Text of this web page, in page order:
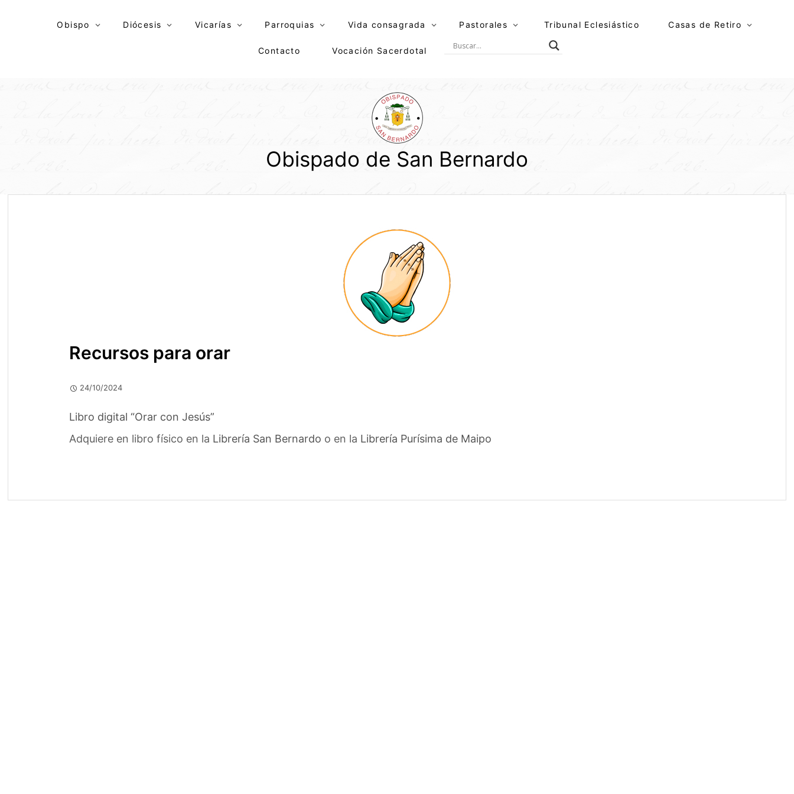
Obispo Diócesis Vicarías Parroquias Vida consagrada Pastorales Tribunal Eclesiástico Casas de Retiro
Contacto Vocación Sacerdotal
Obispado de San Bernardo
Recursos para orar
24/10/2024
Libro digital “Orar con Jesús”
Adquiere en libro físico en la Librería San Bernardo o en la Librería Purísima de Maipo